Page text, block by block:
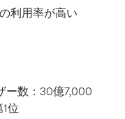
利用率が高い
ー数 ：30億7,000
位